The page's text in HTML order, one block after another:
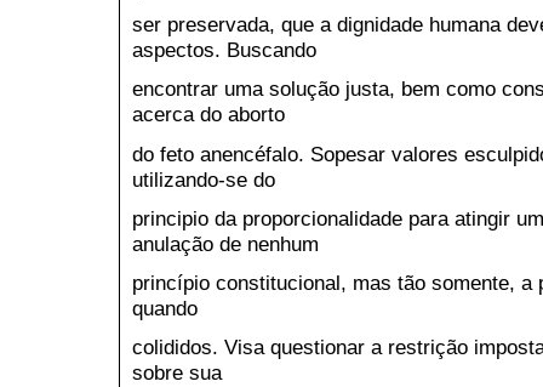
ser preservada, que a dignidade humana
aspectos. Buscando
encontrar uma solução justa, bem como
acerca do aborto
do feto anencéfalo. Sopesar valores
utilizando-se do
principio da proporcionalidade para atingir
anulação de nenhum
princípio constitucional, mas tão somente, a
quando
colididos. Visa questionar a restrição
sobre sua